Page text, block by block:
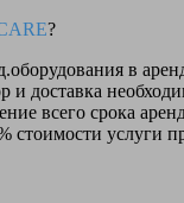
?
в
доставка
всего срока
стоимости услуги